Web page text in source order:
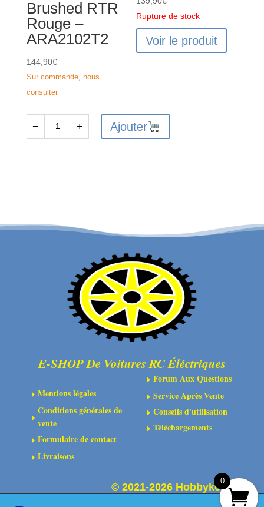
Brushed RTR
Rouge –
ARA2102T2
144,90€
Sur commande, nous
consulter
380
− + Ajouter
Rupture de stock
Voir le produit
E-SHOP De Voitures RC Éléctriques
EMentions légales
E
Conditions générales de
vente
EFormulaire de contact
ELivraisons
E Forum Aux Questions
E Service Après Vente
E Conseils d'utilisation
E Téléchargements
© 2021-2026 Hobbykoo
0